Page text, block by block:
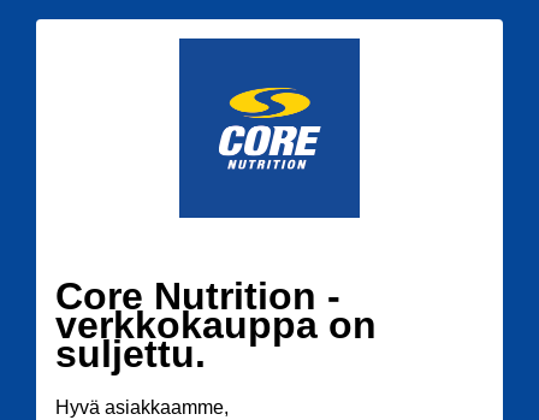
Core Nutrition -
verkkokauppa on
suljettu.
Hyvä asiakkaamme,